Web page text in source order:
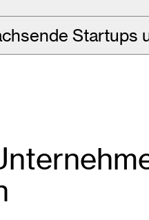
Startups